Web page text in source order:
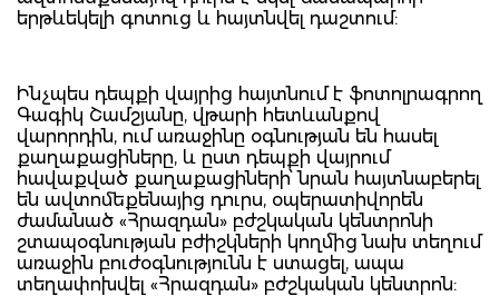
երթևեկելի գոտուց և հայտնվել դաշտում:
Ինչպես դեպքի վայրից հայտնում է ֆոտոլրագրող
Գագիկ Շամշյանը, վթարի հետևանքով
վարորդին, ում առաջինը օգնության են հասել
քաղաքացիները, և ըստ դեպքի վայրում
հավաքված քաղաքացիների՝ նրան հայտնաբերել
են ավտոմեքենայից դուրս, օպերատիվորեն
ժամանած «Հրազդան» բժշկական կենտրոնի
շտապօգնության բժիշկների կողմից նախ տեղում
առաջին բուժօգնությունն է ստացել, ապա
տեղափոխվել «Հրազդան» բժշկական կենտրոն: